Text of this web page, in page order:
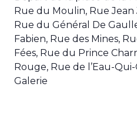
Rue du Moulin, Rue Jean
Rue du Général De
Fabien, Rue des Mines,
Fées, Rue du Prince
Rouge, Rue de l’Eau-
Galerie